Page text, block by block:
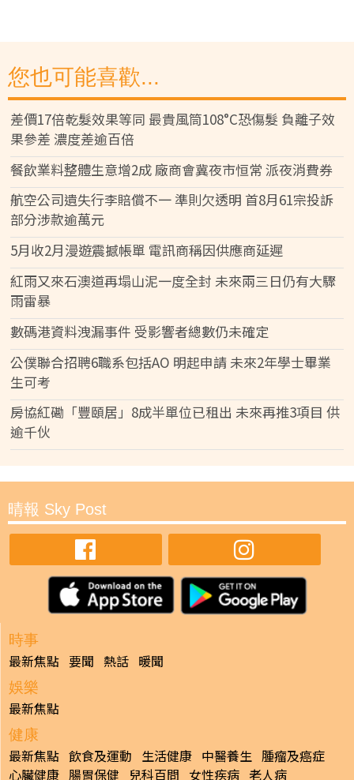
您也可能喜歡...
差價17倍乾髮效果等同 最貴風筒108°C恐傷髮 負離子效
果參差 濃度差逾百倍
餐飲業料整體生意增2成 廠商會冀夜市恒常 派夜消費券
航空公司遺失行李賠償不一 準則欠透明 首8月61宗投訴
部分涉款逾萬元
5月收2月漫遊震撼帳單 電訊商稱因供應商延遲
紅雨又來石澳道再塌山泥一度全封 未來兩三日仍有大驟
雨雷暴
數碼港資料洩漏事件 受影響者總數仍未確定
公僕聯合招聘6職系包括AO 明起申請 未來2年學士畢業
生可考
房協紅磡「豐頤居」8成半單位已租出 未來再推3項目 供
逾千伙
晴報 Sky Post
時事
最新焦點 要聞 熱話 暖聞
娛樂
最新焦點
健康
最新焦點 飲食及運動 生活健康 中醫養生 腫瘤及癌症
心臟健康 腸胃保健 兒科百問 女性疾病 老人病